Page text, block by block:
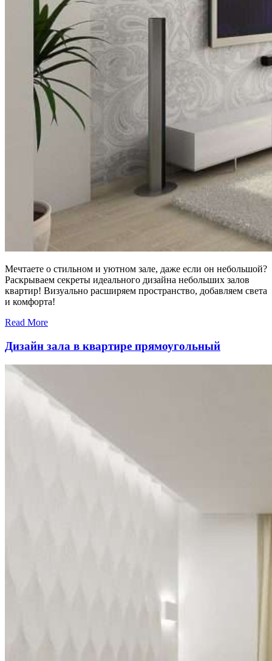
Мечтаете о стильном и уютном зале, даже если он небольшой?
Раскрываем секреты идеального дизайна небольших залов
квартир! Визуально расширяем пространство, добавляем света
и комфорта!
Read More
Дизайн зала в квартире прямоугольный